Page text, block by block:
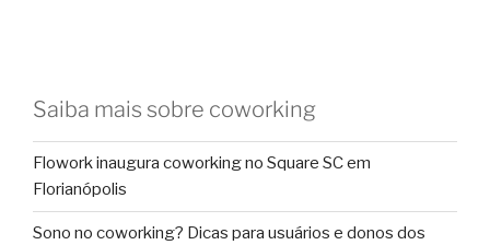
Saiba mais sobre coworking
Flowork inaugura coworking no Square SC em
Florianópolis
Sono no coworking? Dicas para usuários e donos dos